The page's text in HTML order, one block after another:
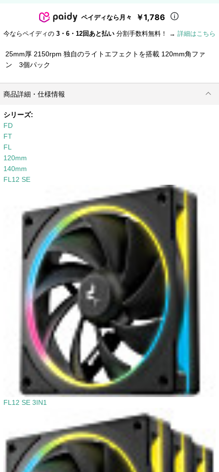
ペイディなら月々 ￥1,786
今ならペイディの 3・6・12回あと払い 分割手数料無料！ → 詳細はこちら
25mm厚 2150rpm 独自のライトエフェクトを搭載 120mm角ファ
ン 3個パック
商品詳細・仕様情報
シリーズ:
FD
FT
FL
120mm
140mm
FL12 SE
FL12 SE 3IN1